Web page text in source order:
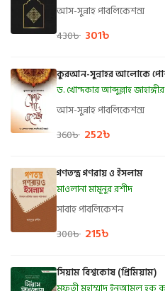
আস-সুন্নাহ পাবলিকেশন্স
430৳ 301৳
কুরআন-সুন্নাহর আলোকে
ড. খোন্দকার আব্দুল্লাহ জাহাঙ্গীর
আস-সুন্নাহ পাবলিকেশন্স
360৳ 252৳
গণতন্ত্র গণরায় ও ইসলাম
মাওলানা মামূনুর রশীদ
সাবাহ পাবলিকেশন
300৳ 215৳
সিয়াম বিশ্বকোষ (প্রিমিয়াম)